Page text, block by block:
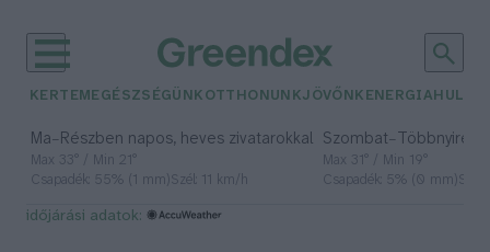
KERTEM EGÉSZSÉGÜNK OTTHONUNKJÖVŐNK ENERGIA
Ma– Részben napos, heves zivatarokkal
Max 33° / Min 21°
Csapadék: 55% (1 mm)Szél: 11 km/h
Szombat– Többnyire
Max 31° / Min 19°
Csapadék: 5% (0 mm)
időjárási adatok: